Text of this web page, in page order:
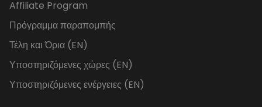
Affiliate Program
Πρόγραμμα παραπομπής
Τέλη και Όρια (EN)
Υποστηριζόμενες χώρες (EN)
Υποστηριζόμενες ενέργειες (EN)